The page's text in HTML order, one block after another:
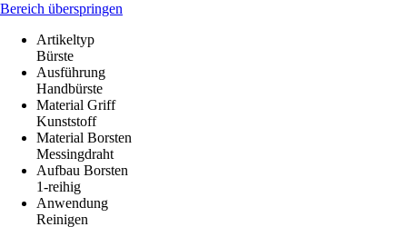
Bereich überspringen
Artikeltyp
Bürste
Ausführung
Handbürste
Material Griff
Kunststoff
Material Borsten
Messingdraht
Aufbau Borsten
1-reihig
Anwendung
Reinigen